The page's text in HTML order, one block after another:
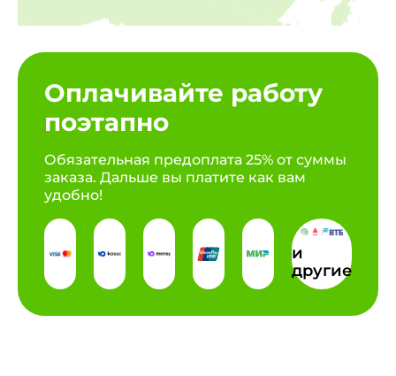
Оплачивайте работу
поэтапно
Обязательная предоплата 25% от суммы
заказа. Дальше вы платите как вам
удобно!
и
другие